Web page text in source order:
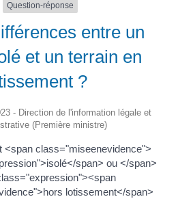
Question-réponse
entre un
et un terrain en
?
- Direction de l'information légale et
(Première ministre)
<span class="miseenevidence">
span> ou </span>
lotissement</span>